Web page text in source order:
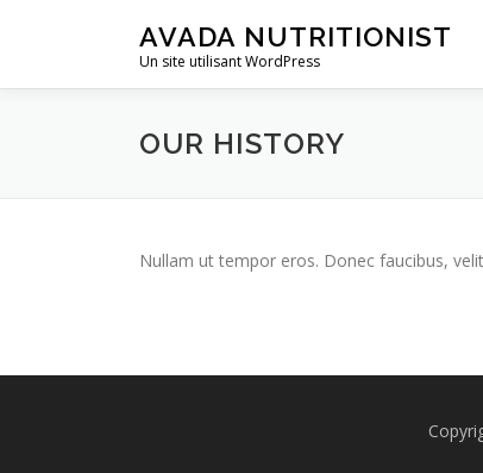
AVADA NUTRITIONIST
Un site utilisant WordPress
OUR HISTORY
Nullam ut tempor eros. Donec faucibus,